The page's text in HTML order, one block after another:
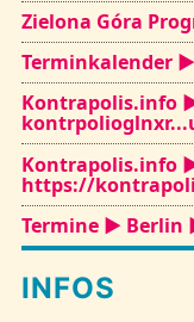
Zielona Góra
Terminkalender
Kontrapolis.info ►
Kontrapolis.info ►
https://
Termine ► Berlin
INFOS